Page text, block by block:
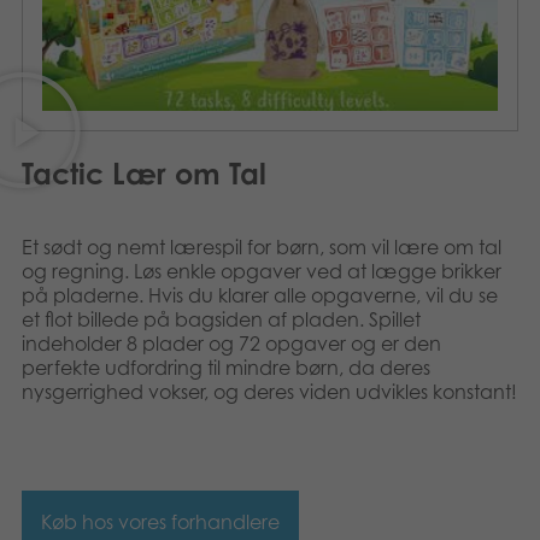
Bøger
Applikationer
Tactic Lær om Tal
Et sødt og nemt lærespil for børn, som vil lære om tal
og regning. Løs enkle opgaver ved at lægge brikker
på pladerne. Hvis du klarer alle opgaverne, vil du se
et flot billede på bagsiden af pladen. Spillet
indeholder 8 plader og 72 opgaver og er den
perfekte udfordring til mindre børn, da deres
nysgerrighed vokser, og deres viden udvikles konstant!
Køb hos vores forhandlere